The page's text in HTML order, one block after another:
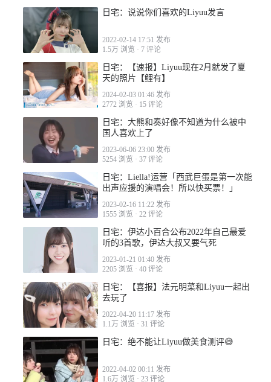
2023-05-06 19:33
2023-05-07 12:00
日宅：说说你们喜欢的Liyuu发言
2022-02-14 17:51 发布
1.5万 浏览 · 7 评论
日宅：【速报】Liyuu现在2月就发了夏
天的照片【鲤有】
2024-02-03 01:46 发布
2772 浏览 · 15 评论
日宅：大熊和奏好像不知道为什么被中
国人喜欢上了
2023-06-06 23:00 发布
5254 浏览 · 37 评论
日宅：Liella!运营「西武巨蛋是第一次能
出声应援的演唱会！所以快买票！」
2023-02-16 11:22 发布
1555 浏览 · 22 评论
日宅：伊达小百合公布2022年自己最爱
听的3首歌，伊达大叔又要气死
2023-01-21 01:40 发布
2205 浏览 · 40 评论
日宅：【喜报】法元明菜和Liyuu一起出
去玩了
2022-04-20 11:17 发布
1.1万 浏览 · 31 评论
日宅：绝不能让Liyuu做美食测评😅
2022-04-02 00:11 发布
1.6万 浏览 · 23 评论